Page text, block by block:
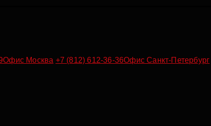
Офис Москва +7 (812) 612-36-36Офис Санкт-Петербург